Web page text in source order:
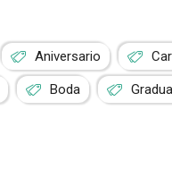
Aniversario
Boda